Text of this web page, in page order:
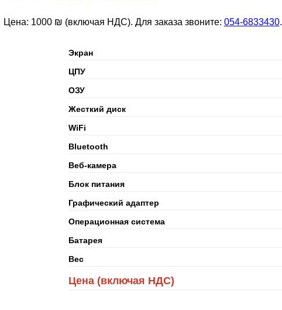
Цена: 1000 ₪ (включая НДС). Для заказа звоните: 054-6833430.
Экран
ЦПУ
ОЗУ
Жесткий диск
WiFi
Bluetooth
Веб-камера
Блок питания
Графический адаптер
Операционная система
Батарея
Вес
Цена (включая НДС)